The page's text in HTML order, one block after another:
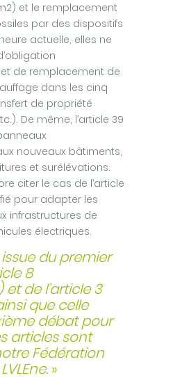
et le remplacement
par des dispositifs
actuelle, elles ne
de remplacement de
dans les cinq
de propriété
De même, l’article 39
nouveaux bâtiments,
et surélévations.
citer le cas de l’article
pour adapter les
infrastructures de
électriques.
du premier
8
de l’article 3
que celle
débat pour
articles sont
Fédération
»